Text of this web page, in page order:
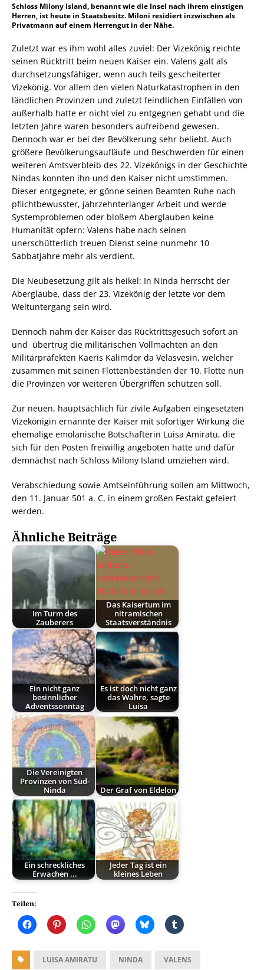
Schloss Milony Island, benannt wie die Insel nach ihrem einstigen
Herren, ist heute in Staatsbesitz. Miloni residiert inzwischen als
Privatmann auf einem Herrengut in der Nähe.
Zuletzt war es ihm wohl alles zuviel: Der Vizekönig reichte
seinen Rücktritt beim neuen Kaiser ein. Valens galt als
durchsetzungsfähiger, wenn auch teils gescheiterter
Vizekönig. Vor allem den vielen Naturkatastrophen in den
ländlichen Provinzen und zuletzt feindlichen Einfällen von
außerhalb hatte er nicht viel zu entgegnen gehabt und die
letzten Jahre waren besonders aufreibend gewesen.
Dennoch war er bei der Bevölkerung sehr beliebt. Auch
größere Bevölkerungsaufläufe und Beschwerden für einen
weiteren Amtsverbleib des 22. Vizekönigs in der Geschichte
Nindas konnten ihn und den Kaiser nicht umstimmen.
Dieser entgegnete, er gönne seinen Beamten Ruhe nach
pflichtbewusster, jahrzehnterlanger Arbeit und werde
Systemproblemen oder bloßem Aberglauben keine
Humanität opfern: Valens habe nach seinen
unerschütterlich treuen Dienst seine nunmehr 10
Sabbatjahre mehr als verdient.
Die Neubesetzung gilt als heikel: In Ninda herrscht der
Aberglaube, dass der 23. Vizekönig der letzte vor dem
Weltuntergang sein wird.
Dennoch nahm der Kaiser das Rücktrittsgesuch sofort an
und übertrug die militärischen Vollmachten an den
Militärpräfekten Kaeris Kalimdor da Velasvesin, welcher
zusammen mit seinen Flottenbeständen der 10. Flotte nun
die Provinzen vor weiteren Übergriffen schützen soll.
Zur neuen, hauptsächlich für zivile Aufgaben eingesetzten
Vizekönigin ernannte der Kaiser mit sofortiger Wirkung die
ehemalige emolanische Botschafterin Luisa Amiratu, die
sich für den Posten freiwillig angeboten hatte und dafür
demnächst nach Schloss Milony Island umziehen wird.
Verabschiedung sowie Amtseinführung sollen am Mittwoch,
den 11. Januar 501 a. C. in einem großen Festakt gefeiert
werden.
Ähnliche Beiträge
Im Turm des
Zauberers
Das Kaisertum im
nitramischen
Staatsverständnis
Ein nicht ganz
besinnlicher
Adventssonntag
Es ist doch nicht ganz
das Wahre, sagte
Luisa
Die Vereinigten
Provinzen von Süd-
Ninda
Der Graf von Eldelon
Ein schreckliches
Erwachen ...
Jeder Tag ist ein
kleines Leben
Teilen:
LUISA AMIRATU NINDA VALENS